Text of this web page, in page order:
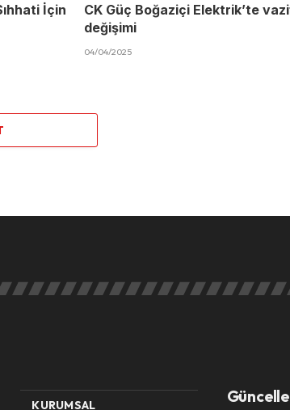
İçin
CK Güç Boğaziçi Elektrik’te
değişimi
04/04/2025
KURUMSAL